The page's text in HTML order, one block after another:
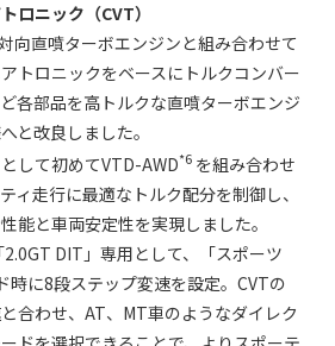
ロニック（CVT）
向直噴ターボエンジンと組み合わせて
トロニックをベースにトルクコンバー
各部品を高トルクな直噴ターボエンジ
と改良しました。
して初めてVTD-AWD*6 を組み合わせ
ィ走行に最適なトルク配分を制御し、
能と車両安定性を実現しました。
2.0GT DIT」専用として、「スポーツ
に8段ステップ変速を設定。CVTの
合わせ、AT、MT車のようなダイレク